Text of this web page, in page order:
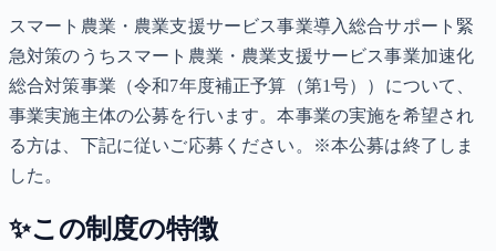
スマート農業・農業支援サービス事業導入総合サポート緊
急対策のうちスマート農業・農業支援サービス事業加速化
総合対策事業（令和7年度補正予算（第1号））について、
事業実施主体の公募を行います。本事業の実施を希望され
る方は、下記に従いご応募ください。※本公募は終了しま
した。
✨この制度の特徴